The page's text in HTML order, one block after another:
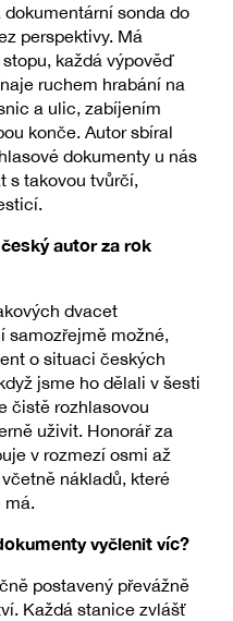
dokumentární sonda do
perspektivy. Má
každá výpověď
ruchem hrabání na
a ulic, zabíjením
konče. Autor sbíral
dokumenty u nás
s takovou tvůrčí,
autor za rok
dvacet
samozřejmě možné,
o situaci českých
jsme ho dělali v šesti
čistě rozhlasovou
uživit. Honorář za
v rozmezí osmi až
nákladů, které
má.
vyčlenit víc?
postavený převážně
Každá stanice zvlášť